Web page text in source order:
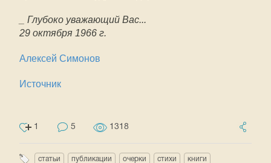
_ Глубоко уважающий Вас...
29 октября 1966 г.
Алексей Симонов
Источник
1 5 1318
статьи публикации очерки стихи книги